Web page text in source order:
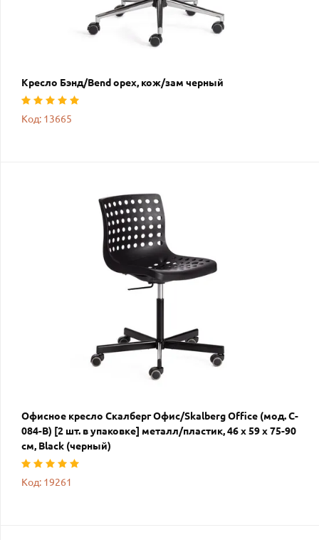
Кресло Бэнд/Bend орех, кож/зам черный
Код: 13665
Офисное кресло Скалберг Офис/Skalberg Office (мод. C-
084-B) [2 шт. в упаковке] металл/пластик, 46 х 59 х 75-90
см, Black (черный)
Код: 19261